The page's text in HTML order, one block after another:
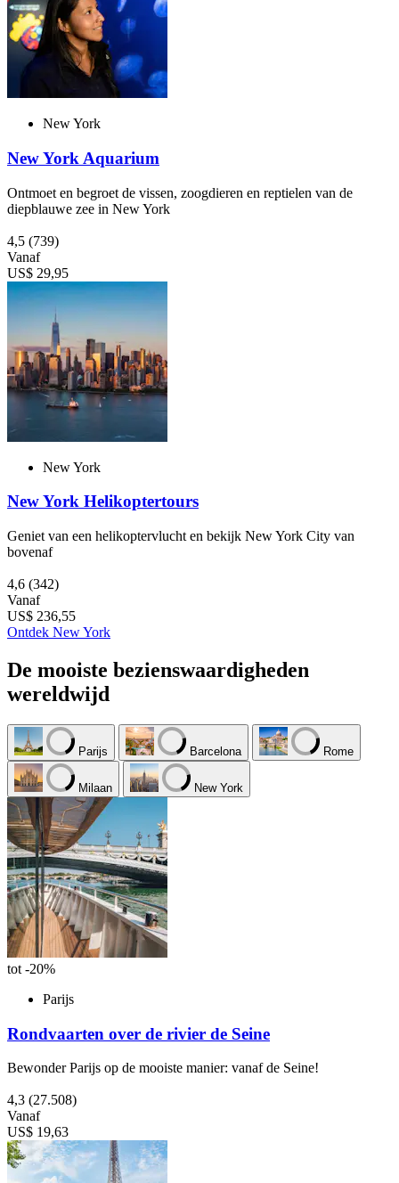
New York
New York Aquarium
Ontmoet en begroet de vissen, zoogdieren en reptielen van de
diepblauwe zee in New York
4,5 (739)
Vanaf
US$ 29,95
New York
New York Helikoptertours
Geniet van een helikoptervlucht en bekijk New York City van
bovenaf
4,6 (342)
Vanaf
US$ 236,55
Ontdek New York
De mooiste bezienswaardigheden
wereldwijd
Parijs Barcelona Rome
Milaan New York
tot -20%
Parijs
Rondvaarten over de rivier de Seine
Bewonder Parijs op de mooiste manier: vanaf de Seine!
4,3 (27.508)
Vanaf
US$ 19,63